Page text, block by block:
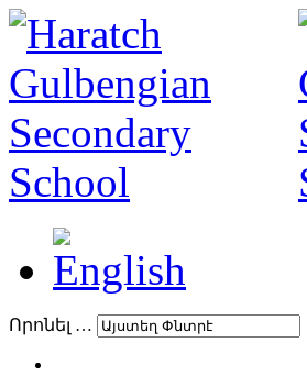
Որոնել …